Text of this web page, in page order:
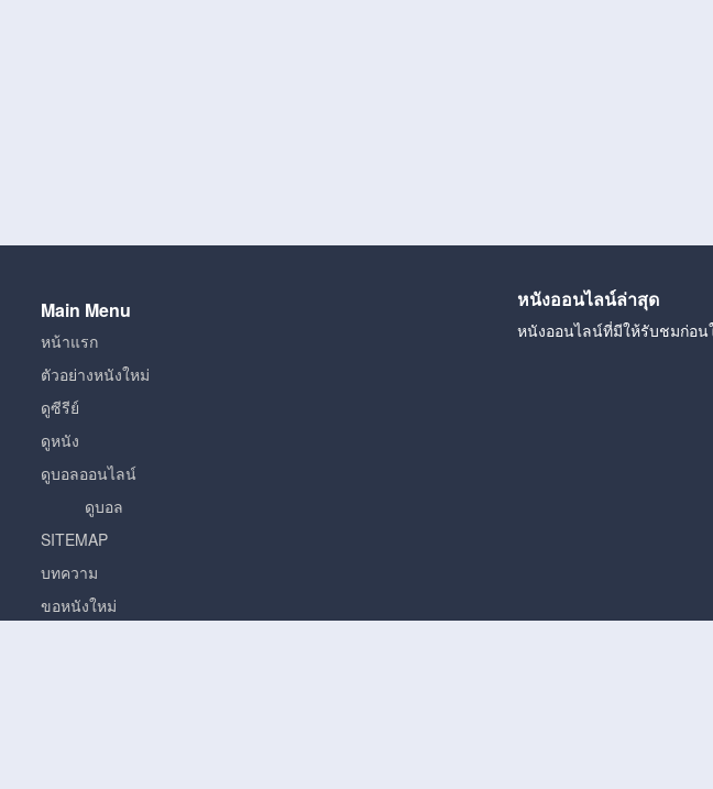
Main Menu
หน้าแรก
ตัวอย่างหนังใหม่
ดูซีรีย์
ดูหนัง
ดูบอลออนไลน์
ดูบอล
SITEMAP
บทความ
ขอหนังใหม่
หนังออนไลน์ล่าสุด
หนังออนไลน์ที่มีให้รับชมก่อน